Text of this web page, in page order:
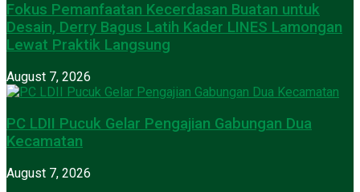
Fokus Pemanfaatan Kecerdasan Buatan untuk
Desain, Derry Bagus Latih Kader LINES Lamongan
Lewat Praktik Langsung
August 7, 2026
PC LDII Pucuk Gelar Pengajian Gabungan Dua
Kecamatan
August 7, 2026